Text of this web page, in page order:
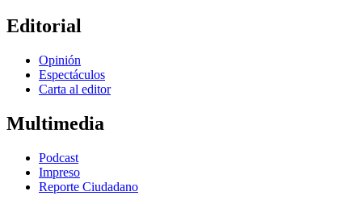
Editorial
Opinión
Espectáculos
Carta al editor
Multimedia
Podcast
Impreso
Reporte Ciudadano